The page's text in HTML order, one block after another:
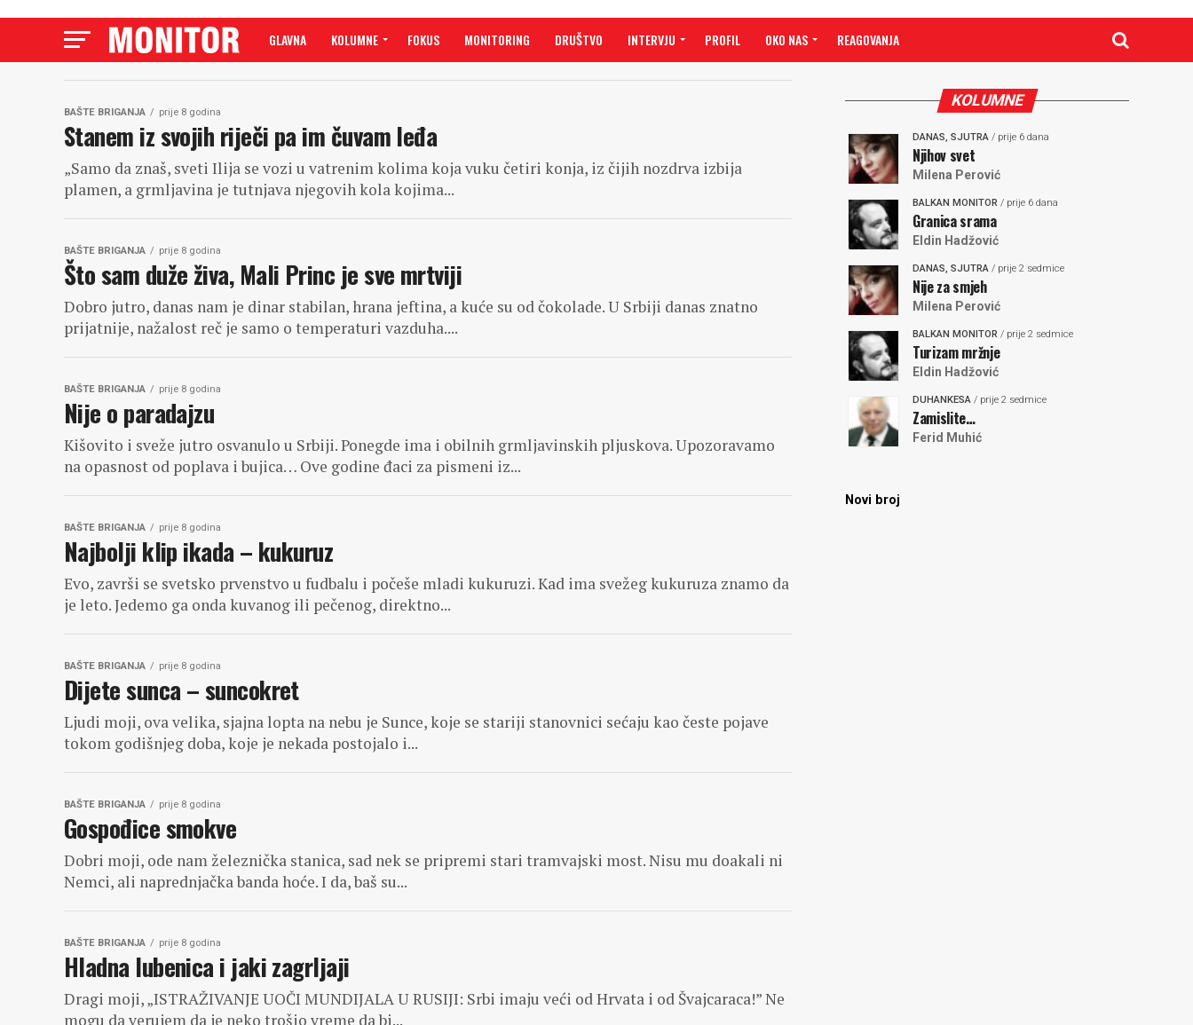
GLAVNA KOLUMNE FOKUS MONITORING DRUŠTVO INTERVJU PROFIL OKO NAS REAGOVANJA
BAŠTE BRIGANJA prije 8 godina
Stanem iz svojih riječi pa im čuvam leđa
„Samo da znaš, sveti Ilija se vozi u vatrenim kolima koja vuku četiri konja, iz čijih nozdrva izbija
plamen, a grmljavina je tutnjava njegovih kola kojima...
BAŠTE BRIGANJA prije 8 godina
Što sam duže živa, Mali Princ je sve mrtviji
Dobro jutro, danas nam je dinar stabilan, hrana jeftina, a kuće su od čokolade. U Srbiji danas znatno
prijatnije, nažalost reč je samo o temperaturi vazduha....
BAŠTE BRIGANJA prije 8 godina
Nije o paradajzu
Kišovito i sveže jutro osvanulo u Srbiji. Ponegde ima i obilnih grmljavinskih pljuskova. Upozoravamo
na opasnost od poplava i bujica… Ove godine đaci za pismeni iz...
BAŠTE BRIGANJA prije 8 godina
Najbolji klip ikada – kukuruz
Evo, završi se svetsko prvenstvo u fudbalu i počeše mladi kukuruzi. Kad ima svežeg kukuruza znamo da
je leto. Jedemo ga onda kuvanog ili pečenog, direktno...
BAŠTE BRIGANJA prije 8 godina
Dijete sunca – suncokret
Ljudi moji, ova velika, sjajna lopta na nebu je Sunce, koje se stariji stanovnici sećaju kao česte pojave
tokom godišnjeg doba, koje je nekada postojalo i...
BAŠTE BRIGANJA prije 8 godina
Gospođice smokve
Dobri moji, ode nam železnička stanica, sad nek se pripremi stari tramvajski most. Nisu mu doakali ni
Nemci, ali naprednjačka banda hoće. I da, baš su...
BAŠTE BRIGANJA prije 8 godina
Hladna lubenica i jaki zagrljaji
Dragi moji, „ISTRAŽIVANJE UOČI MUNDIJALA U RUSIJI: Srbi imaju veći od Hrvata i od Švajcaraca!” Ne
mogu da verujem da je neko trošio vreme da bi...
KOLUMNE
DANAS, SJUTRA / prije 6 dana
Njihov svet
Milena Perović
BALKAN MONITOR / prije 6 dana
Granica srama
Eldin Hadžović
DANAS, SJUTRA / prije 2 sedmice
Nije za smjeh
Milena Perović
BALKAN MONITOR / prije 2 sedmice
Turizam mržnje
Eldin Hadžović
DUHANKESA / prije 2 sedmice
Zamislite…
Ferid Muhić
Novi broj